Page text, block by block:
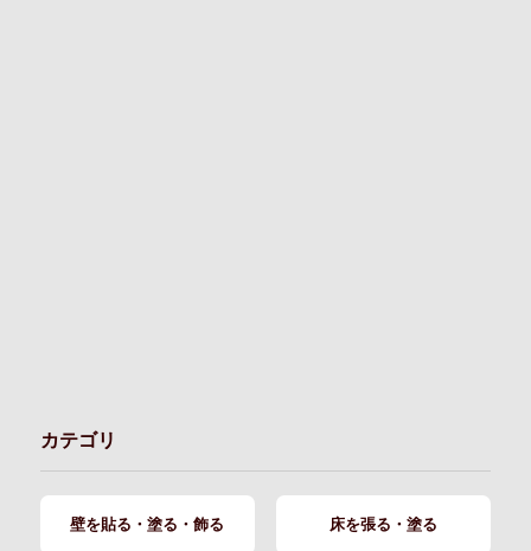
カテゴリ
壁を貼る・塗る・飾る 床を張る・塗る